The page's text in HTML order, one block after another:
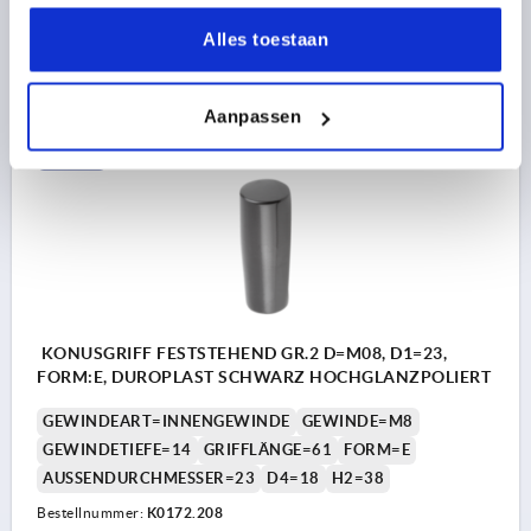
Alles toestaan
Aanpassen
zzgl. MwSt.
zzgl. Versandkosten
K0172
KONUSGRIFF FESTSTEHEND GR.2 D=M08, D1=23,
FORM:E, DUROPLAST SCHWARZ HOCHGLANZPOLIERT
GEWINDEART=INNENGEWINDE
GEWINDE=M8
GEWINDETIEFE=14
GRIFFLÄNGE=61
FORM=E
AUSSENDURCHMESSER=23
D4=18 H2=38
Bestellnummer: K0172.208